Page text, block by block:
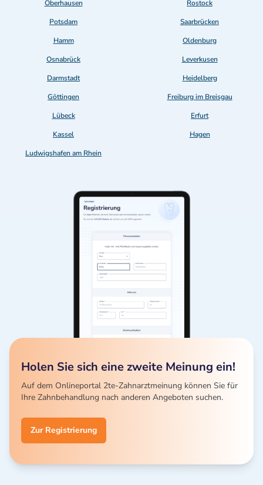
Oberhausen
Rostock
Potsdam
Saarbrücken
Hamm
Oldenburg
Osnabrück
Leverkusen
Darmstadt
Heidelberg
Göttingen
Freiburg im Breisgau
Lübeck
Erfurt
Kassel
Hagen
Ludwigshafen am Rhein
Holen Sie sich eine zweite Meinung ein!
Auf dem Onlineportal 2te-Zahnarztmeinung können Sie für
Ihre Zahnbehandlung nach anderen Angeboten suchen.
Zur Registrierung